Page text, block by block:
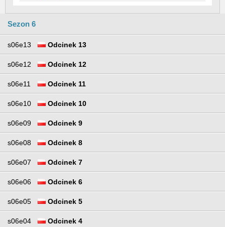
Sezon 6
s06e13 Odcinek 13
s06e12 Odcinek 12
s06e11 Odcinek 11
s06e10 Odcinek 10
s06e09 Odcinek 9
s06e08 Odcinek 8
s06e07 Odcinek 7
s06e06 Odcinek 6
s06e05 Odcinek 5
s06e04 Odcinek 4